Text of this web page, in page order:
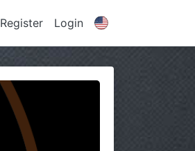
Register Login